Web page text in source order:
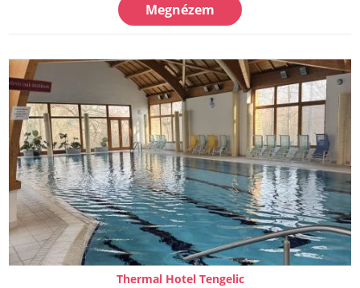
Megnézem
Thermal Hotel Tengelic